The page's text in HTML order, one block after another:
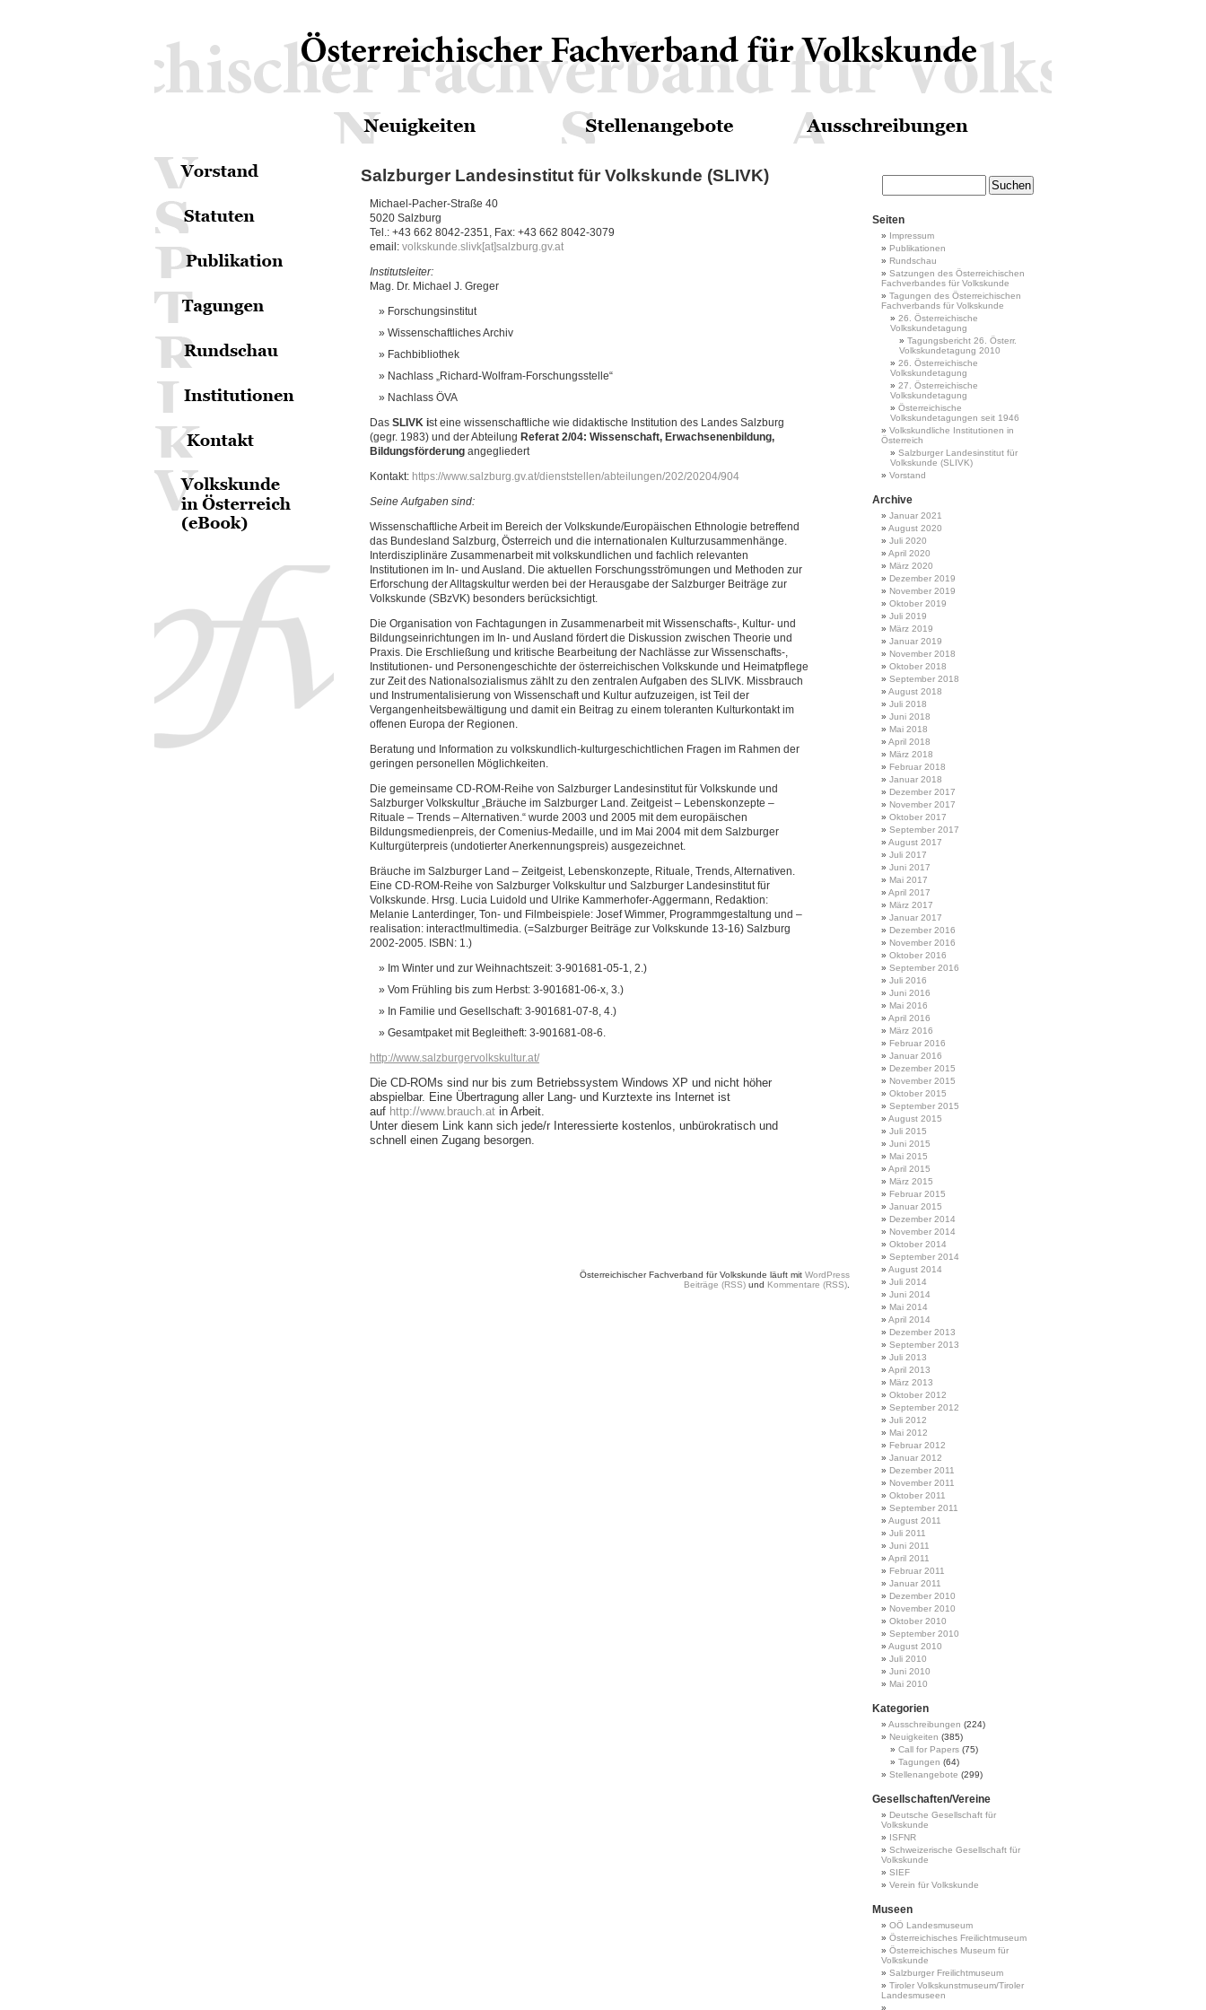
Salzburger Landesinstitut für Volkskunde (SLIVK)
Michael-Pacher-Straße 40
5020 Salzburg
Tel.: +43 662 8042-2351, Fax: +43 662 8042-3079
email: volkskunde.slivk[at]salzburg.gv.at
Institutsleiter:
Mag. Dr. Michael J. Greger
Forschungsinstitut
Wissenschaftliches Archiv
Fachbibliothek
Nachlass „Richard-Wolfram-Forschungsstelle“
Nachlass ÖVA
Das SLIVK ist eine wissenschaftliche wie didaktische Institution des Landes Salzburg
(gegr. 1983) und der Abteilung Referat 2/04: Wissenschaft, Erwachsenenbildung,
Bildungsförderung angegliedert
Kontakt: https://www.salzburg.gv.at/dienststellen/abteilungen/202/20204/904
Seine Aufgaben sind:
Wissenschaftliche Arbeit im Bereich der Volkskunde/Europäischen Ethnologie betreffend
das Bundesland Salzburg, Österreich und die internationalen Kulturzusammenhänge.
Interdisziplinäre Zusammenarbeit mit volkskundlichen und fachlich relevanten
Institutionen im In- und Ausland. Die aktuellen Forschungsströmungen und Methoden zur
Erforschung der Alltagskultur werden bei der Herausgabe der Salzburger Beiträge zur
Volkskunde (SBzVK) besonders berücksichtigt.
Die Organisation von Fachtagungen in Zusammenarbeit mit Wissenschafts-, Kultur- und
Bildungseinrichtungen im In- und Ausland fördert die Diskussion zwischen Theorie und
Praxis. Die Erschließung und kritische Bearbeitung der Nachlässe zur Wissenschafts-,
Institutionen- und Personengeschichte der österreichischen Volkskunde und Heimatpflege
zur Zeit des Nationalsozialismus zählt zu den zentralen Aufgaben des SLIVK. Missbrauch
und Instrumentalisierung von Wissenschaft und Kultur aufzuzeigen, ist Teil der
Vergangenheitsbewältigung und damit ein Beitrag zu einem toleranten Kulturkontakt im
offenen Europa der Regionen.
Beratung und Information zu volkskundlich-kulturgeschichtlichen Fragen im Rahmen der
geringen personellen Möglichkeiten.
Die gemeinsame CD-ROM-Reihe von Salzburger Landesinstitut für Volkskunde und
Salzburger Volkskultur „Bräuche im Salzburger Land. Zeitgeist – Lebenskonzepte –
Rituale – Trends – Alternativen.“ wurde 2003 und 2005 mit dem europäischen
Bildungsmedienpreis, der Comenius-Medaille, und im Mai 2004 mit dem Salzburger
Kulturgüterpreis (undotierter Anerkennungspreis) ausgezeichnet.
Bräuche im Salzburger Land – Zeitgeist, Lebenskonzepte, Rituale, Trends, Alternativen.
Eine CD-ROM-Reihe von Salzburger Volkskultur und Salzburger Landesinstitut für
Volkskunde. Hrsg. Lucia Luidold und Ulrike Kammerhofer-Aggermann, Redaktion:
Melanie Lanterdinger, Ton- und Filmbeispiele: Josef Wimmer, Programmgestaltung und –
realisation: interact!multimedia. (=Salzburger Beiträge zur Volkskunde 13-16) Salzburg
2002-2005. ISBN: 1.)
Im Winter und zur Weihnachtszeit: 3-901681-05-1, 2.)
Vom Frühling bis zum Herbst: 3-901681-06-x, 3.)
In Familie und Gesellschaft: 3-901681-07-8, 4.)
Gesamtpaket mit Begleitheft: 3-901681-08-6.
http://www.salzburgervolkskultur.at/
Die CD-ROMs sind nur bis zum Betriebssystem Windows XP und nicht höher
abspielbar. Eine Übertragung aller Lang- und Kurztexte ins Internet ist
auf http://www.brauch.at in Arbeit.
Unter diesem Link kann sich jede/r Interessierte kostenlos, unbürokratisch und
schnell einen Zugang besorgen.
Seiten
Impressum
Publikationen
Rundschau
Satzungen des Österreichischen
Fachverbandes für Volkskunde
Tagungen des Österreichischen
Fachverbands für Volkskunde
26. Österreichische
Volkskundetagung
Tagungsbericht 26. Österr.
Volkskundetagung 2010
26. Österreichische
Volkskundetagung
27. Österreichische
Volkskundetagung
Österreichische
Volkskundetagungen seit 1946
Volkskundliche Institutionen in
Österreich
Salzburger Landesinstitut für
Volkskunde (SLIVK)
Vorstand
Archive
Januar 2021
August 2020
Juli 2020
April 2020
März 2020
Dezember 2019
November 2019
Oktober 2019
Juli 2019
März 2019
Januar 2019
November 2018
Oktober 2018
September 2018
August 2018
Juli 2018
Juni 2018
Mai 2018
April 2018
März 2018
Februar 2018
Januar 2018
Dezember 2017
November 2017
Oktober 2017
September 2017
August 2017
Juli 2017
Juni 2017
Mai 2017
April 2017
März 2017
Januar 2017
Dezember 2016
November 2016
Oktober 2016
September 2016
Juli 2016
Juni 2016
Mai 2016
April 2016
März 2016
Februar 2016
Januar 2016
Dezember 2015
November 2015
Oktober 2015
September 2015
August 2015
Juli 2015
Juni 2015
Mai 2015
April 2015
März 2015
Februar 2015
Januar 2015
Dezember 2014
November 2014
Oktober 2014
September 2014
August 2014
Juli 2014
Juni 2014
Mai 2014
April 2014
Dezember 2013
September 2013
Juli 2013
April 2013
März 2013
Oktober 2012
September 2012
Juli 2012
Mai 2012
Februar 2012
Januar 2012
Dezember 2011
November 2011
Oktober 2011
September 2011
August 2011
Juli 2011
Juni 2011
April 2011
Februar 2011
Januar 2011
Dezember 2010
November 2010
Oktober 2010
September 2010
August 2010
Juli 2010
Juni 2010
Mai 2010
Kategorien
Ausschreibungen (224)
Neuigkeiten (385)
Call for Papers (75)
Tagungen (64)
Stellenangebote (299)
Gesellschaften/Vereine
Deutsche Gesellschaft für
Volkskunde
ISFNR
Schweizerische Gesellschaft für
Volkskunde
SIEF
Verein für Volkskunde
Museen
OÖ Landesmuseum
Österreichisches Freilichtmuseum
Österreichisches Museum für
Volkskunde
Salzburger Freilichtmuseum
Tiroler Volkskunstmuseum/Tiroler
Landesmuseen
Österreichischer Fachverband für Volkskunde läuft mit WordPress
Beiträge (RSS) und Kommentare (RSS)